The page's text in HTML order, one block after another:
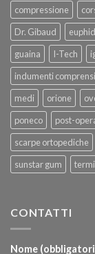
compressione
Dr. Gibaud
guaina
I-Tech
indumenti
medi
orione
poneco
post-
scarpe ortopediche
sunstar gum
CONTATTI
Nome